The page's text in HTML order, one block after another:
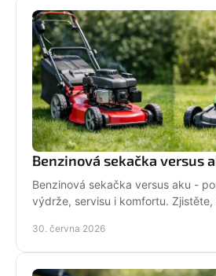
Benzinová sekačka versus
Benzinová sekačka versus aku -
výdrže, servisu i komfortu.
30. června 2026